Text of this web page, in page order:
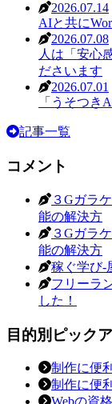
2026.07.14
AIと共に
2026.07.08
人は「安心
ださいます
2026.07.01
「うそつき
記事一覧
コメント
３Gガラ
能の解決方
３Gガラ
能の解決方
稼ぐ学び-
フリーラ
した！
目的別ピック
制作に便
制作に便